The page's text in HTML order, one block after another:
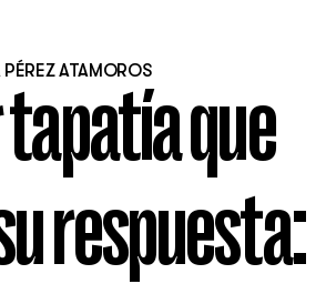
ATAMOROS
tapatía que
respuesta: